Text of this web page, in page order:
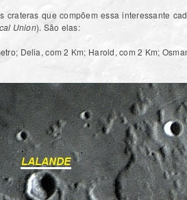
crateras que compõem essa interessante
Union). São elas:
Delia, com 2 Km; Harold, com 2 Km;